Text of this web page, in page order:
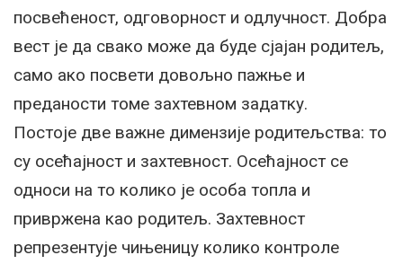
посвећеност, одговорност и одлучност. Добра
вест је да свако може да буде сјајан родитељ,
само ако посвети довољно пажње и
преданости томе захтевном задатку.
Постоје две важне димензије родитељства: то
су осећајност и захтевност. Осећајност се
односи на то колико је особа топла и
привржена као родитељ. Захтевност
репрезентује чињеницу колико контроле